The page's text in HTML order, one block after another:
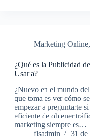
Marketing Online,
¿Qué es la Publicidad
Usarla?
¿Nuevo en el mundo
que toma es ver cómo
empezar a preguntarte
eficiente de obtener
marketing siempre es…
flsadmin
31 de